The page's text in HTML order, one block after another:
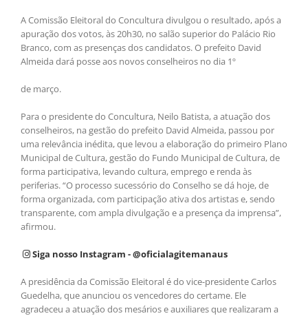
A Comissão Eleitoral do Concultura divulgou o resultado, após a
apuração dos votos, às 20h30, no salão superior do Palácio Rio
Branco, com as presenças dos candidatos. O prefeito David
Almeida dará posse aos novos conselheiros no dia 1º
de março.
Para o presidente do Concultura, Neilo Batista, a atuação dos
conselheiros, na gestão do prefeito David Almeida, passou por
uma relevância inédita, que levou a elaboração do primeiro Plano
Municipal de Cultura, gestão do Fundo Municipal de Cultura, de
forma participativa, levando cultura, emprego e renda às
periferias. “O processo sucessório do Conselho se dá hoje, de
forma organizada, com participação ativa dos artistas e, sendo
transparente, com ampla divulgação e a presença da imprensa”,
afirmou.
Siga nosso Instagram - @oficialagitemanaus
A presidência da Comissão Eleitoral é do vice-presidente Carlos
Guedelha, que anunciou os vencedores do certame. Ele
agradeceu a atuação dos mesários e auxiliares que realizaram a